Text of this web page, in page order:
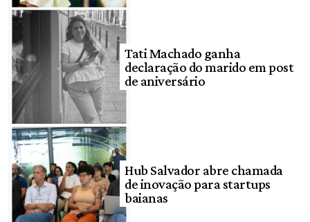
Tati Machado ganha
declaração do marido em post
de aniversário
Hub Salvador abre chamada
de inovação para startups
baianas